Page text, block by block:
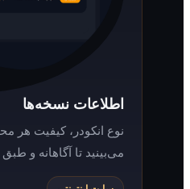
اطلاعات نسخه‌ها
نوع انکودر، کیفیت هر محتوا و حجم
می‌بینید تا آگاهانه و طبق میل خود